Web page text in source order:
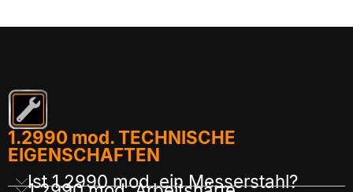
1.2990 mod. TECHNISCHE
EIGENSCHAFTEN
Ist 1.2990 mod. ein Messerstahl?